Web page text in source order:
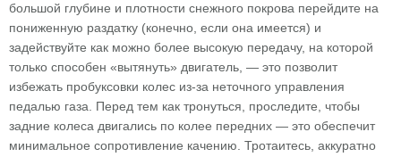
большой глубине и плотности снежного покрова перейдите на
пониженную раздатку (конечно, если она имеется) и
задействуйте как можно более высокую передачу, на которой
только способен «вытянуть» двигатель, — это позволит
избежать пробуксовки колес из-за неточного управления
педалью газа. Перед тем как тронуться, проследите, чтобы
задние колеса двигались по колее передних — это обеспечит
минимальное сопротивление качению. Тротаитесь, аккуратно